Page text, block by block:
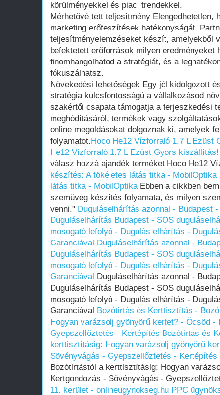
körülményekkel és piaci trendekkel.
Mérhetővé tett teljesítmény Elengedhetetlen,
marketing erőfeszítések hatékonyságát.
teljesítményelemzéseket készít, amelyekből
befektetett erőforrások milyen eredményeket
finomhangolhatod a stratégiát, és a
fókuszálhatsz.
Növekedési lehetőségek Egy jól kidolgozott
stratégia kulcsfontosságú a vállalkozásod
szakértői csapata támogatja a terjeszkedési
meghódításáról, termékek vagy
online megoldásokat dolgoznak ki, amelyek
folyamatot.Hoco He12 Vízforraló 1.7 L Ezüst
He12 Vízforraló 1.7 L Ezüst Gyors kiszállítás!
válasz hozzá ajándék terméket Hoco He12
készítés: A tökéletes látás titka - MobilOptika
látás titka - MobilOptikaEbben a cikkben
szemüveg készítés folyamata, és milyen
venni." Duguláselhárítás azonnal - Budapest
Duguláselhárítás Budapest - SOS
mosogató lefolyó - Dugulás elhárítás -
Garanciával Duguláselhárítás azonnal -
Duguláselhárítás Budapest - SOS
mosogató lefolyó - Dugulás elhárítás -
Garanciával Duguláselhárítás azonnal -
Duguláselhárítás Budapest - SOS
mosogató lefolyó - Dugulás elhárítás -
Garanciával Bozótirtás és Kerttisztítás -
Hogyan varázsolj gyönyörű kertet? - Öcsöd -
Gyepszellőztetés - Kertépítés Bozótirtás és
kerttisztításig: Hogyan varázsolj gyönyörű
Sövényvágás - Gyepszellőztetés - Kertépítés
Bozótirtástól a kerttisztításig: Hogyan
Kertgondozás - Sövényvágás -
11. kerület - onlineugynokseg.hu PPC